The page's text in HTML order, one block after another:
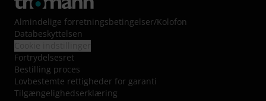
Almindelige forretningsbetingelser/Kolofon
Databeskyttelsen
Fortrydelsesret
Bestilling proces
Lovbestemte rettigheder for garanti
Tilgængelighedserklæring